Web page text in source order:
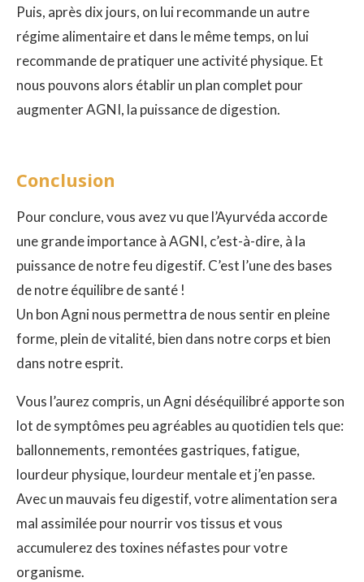
Puis, après dix jours, on lui recommande un autre
régime alimentaire et dans le même temps, on lui
recommande de pratiquer une activité physique. Et
nous pouvons alors établir un plan complet pour
augmenter AGNI, la puissance de digestion.
Conclusion
Pour conclure, vous avez vu que l’Ayurvéda accorde
une grande importance à AGNI, c’est-à-dire, à la
puissance de notre feu digestif. C’est l’une des bases
de notre équilibre de santé !
Un bon Agni nous permettra de nous sentir en pleine
forme, plein de vitalité, bien dans notre corps et bien
dans notre esprit.
Vous l’aurez compris, un Agni déséquilibré apporte son
lot de symptômes peu agréables au quotidien tels que:
ballonnements, remontées gastriques, fatigue,
lourdeur physique, lourdeur mentale et j’en passe.
Avec un mauvais feu digestif, votre alimentation sera
mal assimilée pour nourrir vos tissus et vous
accumulerez des toxines néfastes pour votre
organisme.